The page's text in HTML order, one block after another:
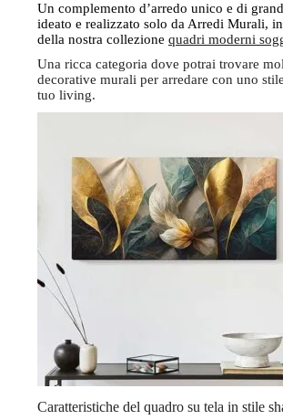
Un complemento d’arredo unico e di
ideato e realizzato solo da Arredi Murali,
della nostra collezione quadri moderni
Una ricca categoria dove potrai trovare
decorative murali per arredare con uno
tuo living.
Caratteristiche del quadro su tela in stile